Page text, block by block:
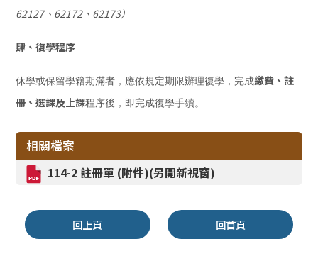
62127、62172、62173）
肆、復學程序
休學或保留學籍期滿者，應依規定期限辦理復學，完成繳費、註
冊、選課及上課程序後，即完成復學手續。
相關檔案
114-2 註冊單 (附件)(另開新視窗)
回上頁 回首頁